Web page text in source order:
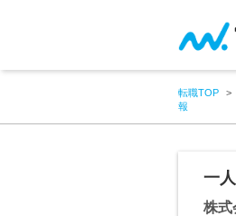
転職TOP
報
一
株式